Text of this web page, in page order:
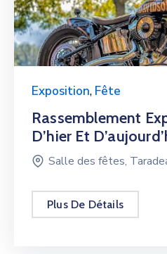
Exposition, Fête
Rassemblement
D’hier Et
Salle des fêtes,
Plus De Détails